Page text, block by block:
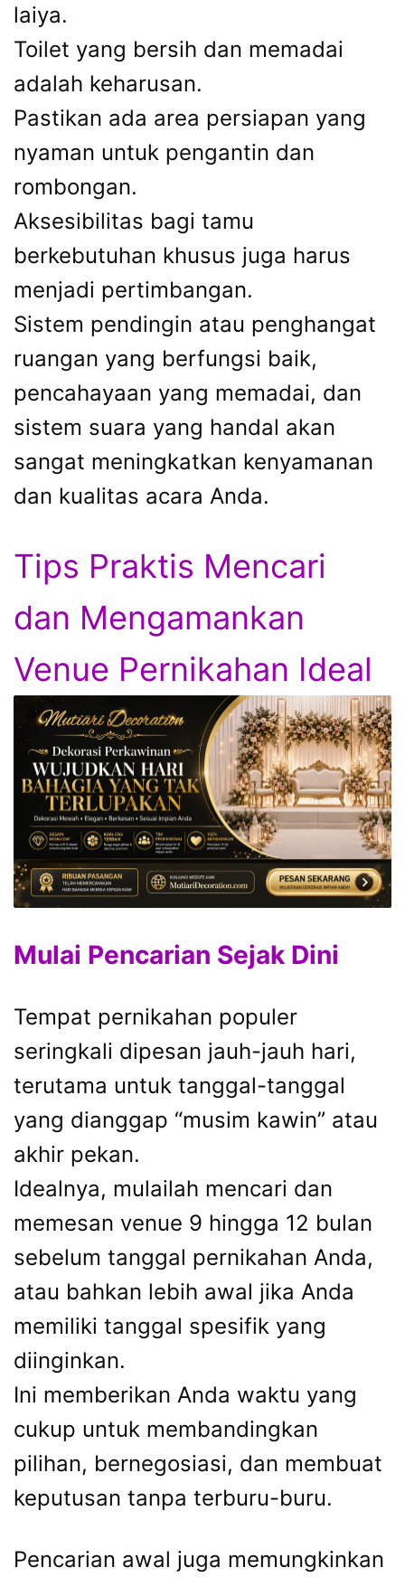
laiya.
Toilet yang bersih dan memadai
adalah keharusan.
Pastikan ada area persiapan yang
nyaman untuk pengantin dan
rombongan.
Aksesibilitas bagi tamu
berkebutuhan khusus juga harus
menjadi pertimbangan.
Sistem pendingin atau penghangat
ruangan yang berfungsi baik,
pencahayaan yang memadai, dan
sistem suara yang handal akan
sangat meningkatkan kenyamanan
dan kualitas acara Anda.
Tips Praktis Mencari
dan Mengamankan
Venue Pernikahan Ideal
Mulai Pencarian Sejak Dini
Tempat pernikahan populer
seringkali dipesan jauh-jauh hari,
terutama untuk tanggal-tanggal
yang dianggap “musim kawin” atau
akhir pekan.
Idealnya, mulailah mencari dan
memesan venue 9 hingga 12 bulan
sebelum tanggal pernikahan Anda,
atau bahkan lebih awal jika Anda
memiliki tanggal spesifik yang
diinginkan.
Ini memberikan Anda waktu yang
cukup untuk membandingkan
pilihan, bernegosiasi, dan membuat
keputusan tanpa terburu-buru.
Pencarian awal juga memungkinkan